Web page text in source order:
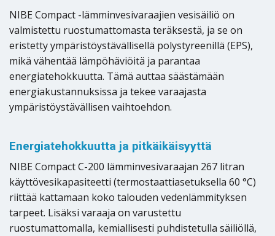
NIBE Compact -lämminvesivaraajien vesisäiliö on
valmistettu ruostumattomasta teräksestä, ja se on
eristetty ympäristöystävällisellä polystyreenillä (EPS),
mikä vähentää lämpöhäviöitä ja parantaa
energiatehokkuutta. Tämä auttaa säästämään
energiakustannuksissa ja tekee varaajasta
ympäristöystävällisen vaihtoehdon.
Energiatehokkuutta ja pitkäikäisyyttä
NIBE Compact C-200 lämminvesivaraajan 267 litran
käyttövesikapasiteetti (termostaattiasetuksella 60 °C)
riittää kattamaan koko talouden vedenlämmityksen
tarpeet. Lisäksi varaaja on varustettu
ruostumattomalla, kemiallisesti puhdistetulla säiliöllä,